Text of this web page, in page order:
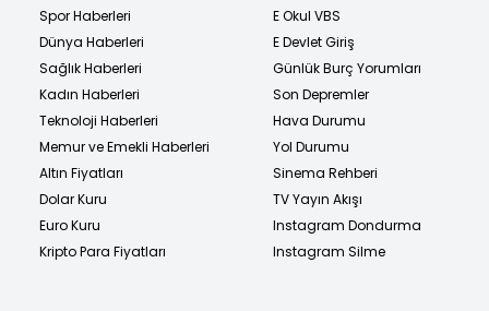
Spor Haberleri
Dünya Haberleri
Sağlık Haberleri
Kadın Haberleri
Teknoloji Haberleri
Memur ve Emekli Haberleri
Altın Fiyatları
Dolar Kuru
Euro Kuru
Kripto Para Fiyatları
E Okul VBS
E Devlet Giriş
Günlük Burç Yorumları
Son Depremler
Hava Durumu
Yol Durumu
Sinema Rehberi
TV Yayın Akışı
Instagram Dondurma
Instagram Silme